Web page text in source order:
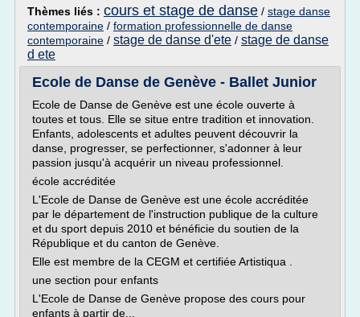
Thèmes liés : cours et stage de danse / stage danse
contemporaine / formation professionnelle de danse
contemporaine / stage de danse d'ete / stage de danse
d ete
Ecole de Danse de Genève - Ballet Junior
Ecole de Danse de Genève est une école ouverte à
toutes et tous. Elle se situe entre tradition et innovation.
Enfants, adolescents et adultes peuvent découvrir la
danse, progresser, se perfectionner, s'adonner à leur
passion jusqu'à acquérir un niveau professionnel.
école accréditée
L'Ecole de Danse de Genève est une école accréditée
par le département de l'instruction publique de la culture
et du sport depuis 2010 et bénéficie du soutien de la
République et du canton de Genève.
Elle est membre de la CEGM et certifiée Artistiqua .
une section pour enfants
L'Ecole de Danse de Genève propose des cours pour
enfants à partir de...